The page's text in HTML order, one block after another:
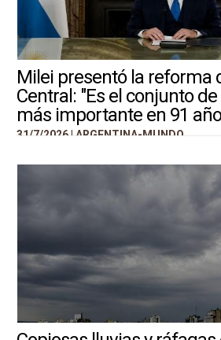
Milei presentó la reforma
Central: "Es el conjunto
más importante en 91
31/7/2026 | ARGENTINA-MUNDO